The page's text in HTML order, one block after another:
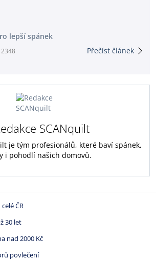
lepší spánek
2348 Přečíst článek
SCANquilt
je tým profesionálů, které baví spánek,
i pohodlí našich domovů.
ČR
30 let
nad 2000 Kč
povlečení